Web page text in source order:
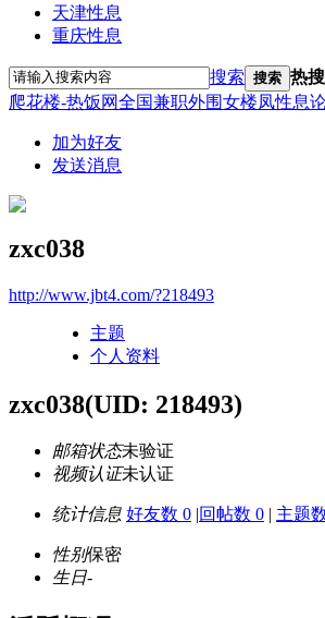
天津性息
重庆性息
搜索 搜索 热
爬花楼-热饭网全国兼职外围女楼凤性息
加为好友
发送消息
zxc038
http://www.jbt4.com/?218493
主题
个人资料
zxc038(UID: 218493)
邮箱状态未验证
视频认证未认证
统计信息 好友数 0 |回帖数 0 | 主题
性别保密
生日-